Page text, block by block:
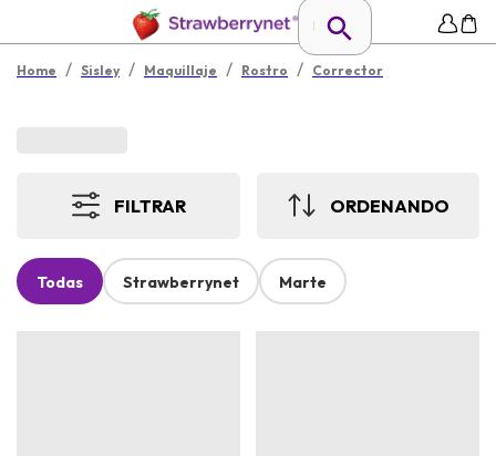
Home / Sisley / Maquillaje / Rostro / Corrector
FILTRAR ORDENANDO
Todas Strawberrynet Marte